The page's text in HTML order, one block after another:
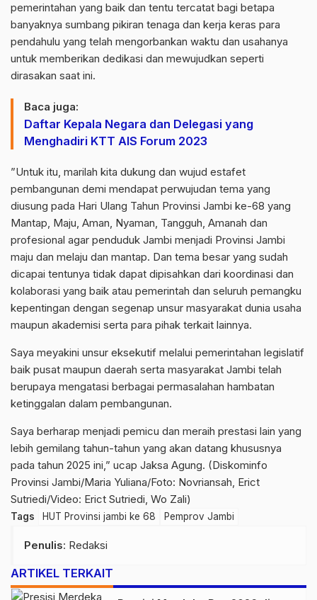
pemerintahan yang baik dan tentu tercatat bagi betapa
banyaknya sumbang pikiran tenaga dan kerja keras para
pendahulu yang telah mengorbankan waktu dan usahanya
untuk memberikan dedikasi dan mewujudkan seperti
dirasakan saat ini.
Baca juga:
Daftar Kepala Negara dan Delegasi yang
Menghadiri KTT AIS Forum 2023
”Untuk itu, marilah kita dukung dan wujud estafet
pembangunan demi mendapat perwujudan tema yang
diusung pada Hari Ulang Tahun Provinsi Jambi ke-68 yang
Mantap, Maju, Aman, Nyaman, Tangguh, Amanah dan
profesional agar penduduk Jambi menjadi Provinsi Jambi
maju dan melaju dan mantap. Dan tema besar yang sudah
dicapai tentunya tidak dapat dipisahkan dari koordinasi dan
kolaborasi yang baik atau pemerintah dan seluruh pemangku
kepentingan dengan segenap unsur masyarakat dunia usaha
maupun akademisi serta para pihak terkait lainnya.
Saya meyakini unsur eksekutif melalui pemerintahan legislatif
baik pusat maupun daerah serta masyarakat Jambi telah
berupaya mengatasi berbagai permasalahan hambatan
ketinggalan dalam pembangunan.
Saya berharap menjadi pemicu dan meraih prestasi lain yang
lebih gemilang tahun-tahun yang akan datang khususnya
pada tahun 2025 ini,” ucap Jaksa Agung. (Diskominfo
Provinsi Jambi/Maria Yuliana/Foto: Novriansah, Erict
Sutriedi/Video: Erict Sutriedi, Wo Zali)
Tags HUT Provinsi jambi ke 68 Pemprov Jambi
Penulis: Redaksi
ARTIKEL TERKAIT